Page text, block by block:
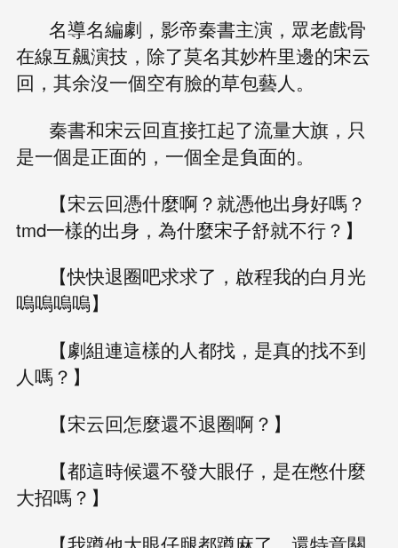
名導名編劇，影帝秦書主演，眾老戲骨
在線互飆演技，除了莫名其妙杵里邊的宋云
回，其余沒一個空有臉的草包藝人。
秦書和宋云回直接扛起了流量大旗，只
是一個是正面的，一個全是負面的。
【宋云回憑什麼啊？就憑他出身好嗎？
tmd一樣的出身，為什麼宋子舒就不行？】
【快快退圈吧求求了，啟程我的白月光
嗚嗚嗚嗚】
【劇組連這樣的人都找，是真的找不到
人嗎？】
【宋云回怎麼還不退圈啊？】
【都這時候還不發大眼仔，是在憋什麼
大招嗎？】